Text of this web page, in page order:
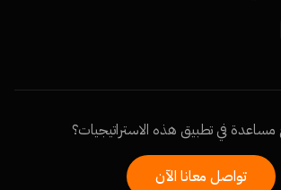
في تطبيق هذه الاستراتيجيات؟
تواصل معانا الآن